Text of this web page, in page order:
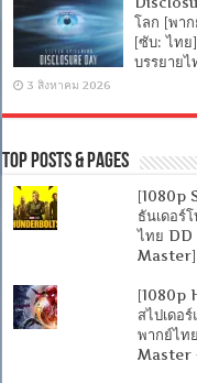
โลก [พา
[ซับ: ไท
บรรยาย
3 สิงหาคม 2026
Top Posts & Pages
[1080p
ธันเดอร์
ไทย DD
Master]
[1080p
สไปเดอ
พากย์ไท
Master